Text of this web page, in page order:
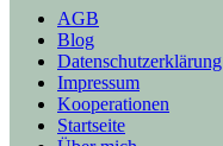
AGB
Blog
Datenschutzerklärung
Impressum
Kooperationen
Startseite